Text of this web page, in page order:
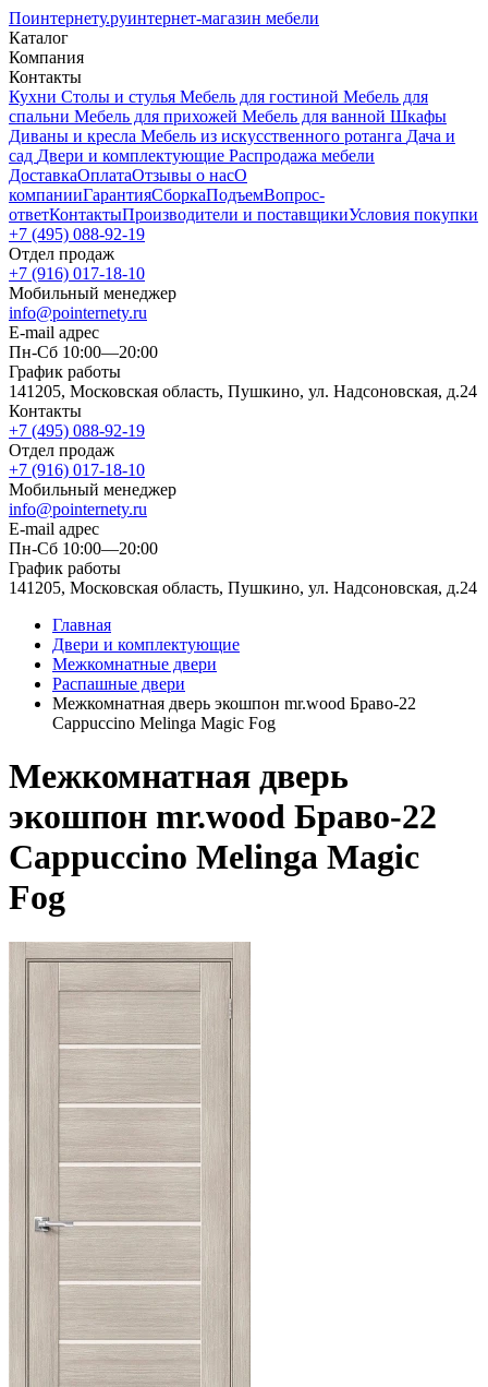
Поинтернету.руинтернет-магазин мебели
Каталог
Компания
Контакты
Кухни Столы и стулья Мебель для гостиной Мебель для
спальни Мебель для прихожей Мебель для ванной Шкафы
Диваны и кресла Мебель из искусственного ротанга Дача и
сад Двери и комплектующие Распродажа мебели
ДоставкаОплатаОтзывы о насО
компанииГарантияСборкаПодъемВопрос-
ответКонтактыПроизводители и поставщикиУсловия покупки
+7 (495) 088-92-19
Отдел продаж
+7 (916) 017-18-10
Мобильный менеджер
info@pointernety.ru
E-mail адрес
Пн-Сб 10:00—20:00
График работы
141205, Московская область, Пушкино, ул. Надсоновская, д.24
Контакты
+7 (495) 088-92-19
Отдел продаж
+7 (916) 017-18-10
Мобильный менеджер
info@pointernety.ru
E-mail адрес
Пн-Сб 10:00—20:00
График работы
141205, Московская область, Пушкино, ул. Надсоновская, д.24
Главная
Двери и комплектующие
Межкомнатные двери
Распашные двери
Межкомнатная дверь экошпон mr.wood Браво-22
Cappuccino Melinga Magic Fog
Межкомнатная дверь
экошпон mr.wood Браво-22
Cappuccino Melinga Magic
Fog